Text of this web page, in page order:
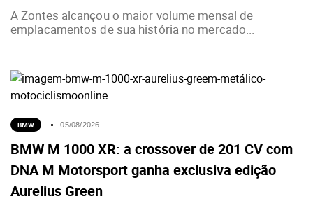
A Zontes alcançou o maior volume mensal de
emplacamentos de sua história no mercado...
BMW 05/08/2026
BMW M 1000 XR: a crossover de 201 CV com
DNA M Motorsport ganha exclusiva edição
Aurelius Green